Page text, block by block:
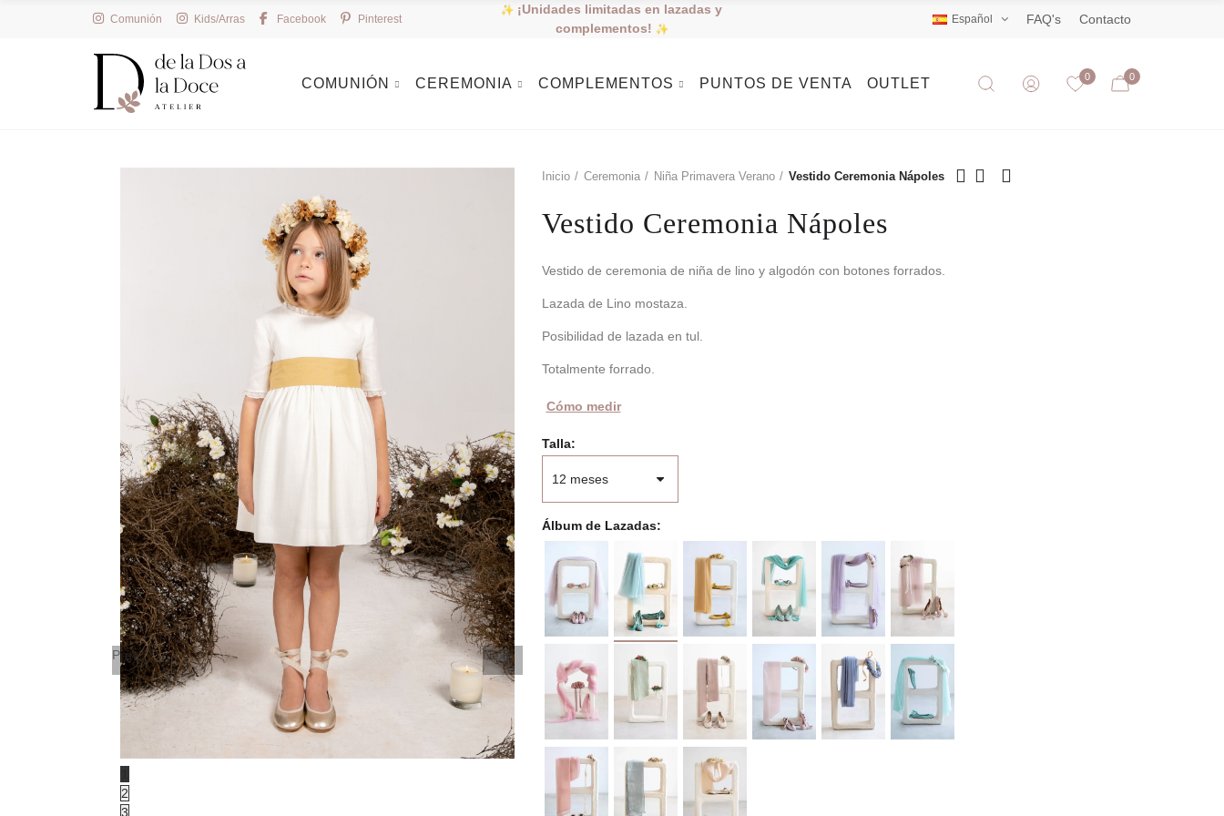
Comunión Kids/Arras Facebook Pinterest
¡Unidades limitadas en lazadas y
complementos!
Español FAQ's Contacto
COMUNIÓN CEREMONIA COMPLEMENTOS PUNTOS DE VENTA OUTLET 0 0
2
3
Prev Next
Inicio Ceremonia Niña Primavera Verano Vestido Ceremonia Nápoles
Vestido Ceremonia Nápoles
Vestido de ceremonia de niña de lino y algodón con botones forrados.
Lazada de Lino mostaza.
Posibilidad de lazada en tul.
Totalmente forrado.
Cómo medir
Talla
Álbum de Lazadas